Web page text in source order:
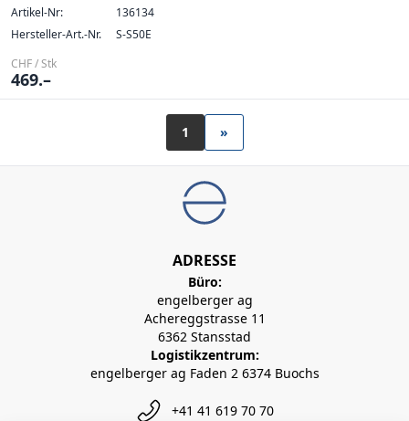
Artikel-Nr:
136134
Hersteller-Art.-Nr.
S-S50E
CHF / Stk
469.–
1 »
ADRESSE
Büro:
engelberger ag
Achereggstrasse 11
6362 Stansstad
Logistikzentrum:
engelberger ag Faden 2 6374 Buochs
+41 41 619 70 70